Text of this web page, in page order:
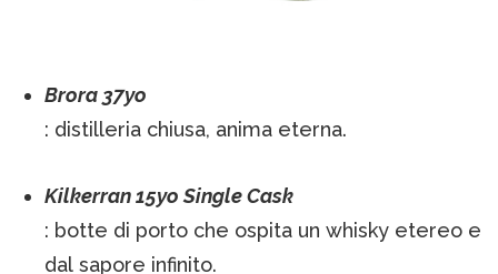
Brora 37yo
: distilleria chiusa, anima eterna.
Kilkerran 15yo Single Cask
: botte di porto che ospita un whisky etereo e
dal sapore infinito.